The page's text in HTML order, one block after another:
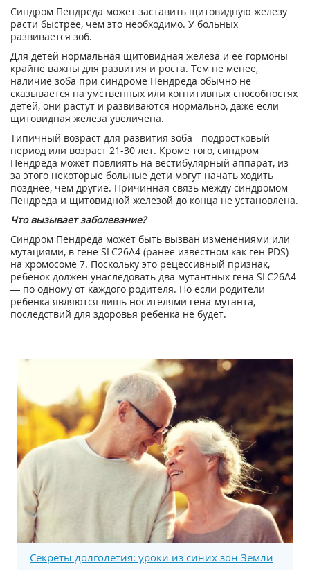
Синдром Пендреда может заставить щитовидную железу
расти быстрее, чем это необходимо. У больных
развивается зоб.
Для детей нормальная щитовидная железа и её гормоны
крайне важны для развития и роста. Тем не менее,
наличие зоба при синдроме Пендреда обычно не
сказывается на умственных или когнитивных способностях
детей, они растут и развиваются нормально, даже если
щитовидная железа увеличена.
Типичный возраст для развития зоба - подростковый
период или возраст 21-30 лет. Кроме того, синдром
Пендреда может повлиять на вестибулярный аппарат, из-
за этого некоторые больные дети могут начать ходить
позднее, чем другие. Причинная связь между синдромом
Пендреда и щитовидной железой до конца не установлена.
Что вызывает заболевание?
Синдром Пендреда может быть вызван изменениями или
мутациями, в гене SLC26A4 (ранее известном как ген PDS)
на хромосоме 7. Поскольку это рецессивный признак,
ребенок должен унаследовать два мутантных гена SLC26A4
— по одному от каждого родителя. Но если родители
ребенка являются лишь носителями гена-мутанта,
последствий для здоровья ребенка не будет.
Секреты долголетия: уроки из синих зон Земли